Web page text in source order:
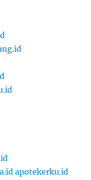
apotekerku.id